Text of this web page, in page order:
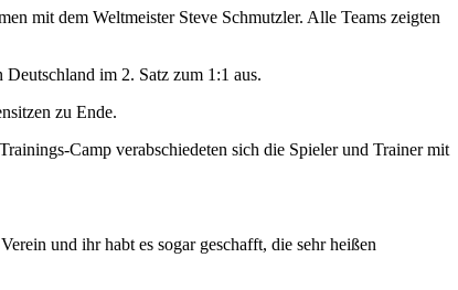
mit dem Weltmeister Steve Schmutzler. Alle Teams zeigten
im 2. Satz zum 1:1 aus.
zu Ende.
Camp verabschiedeten sich die Spieler und Trainer mit
und ihr habt es sogar geschafft, die sehr heißen